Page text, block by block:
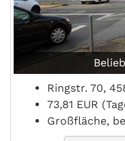
Ringstr. 70,
73,81 EUR
Großfläche,